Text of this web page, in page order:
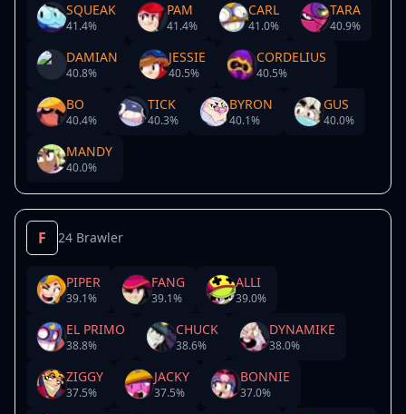
SQUEAK
41.4%
PAM
41.4%
CARL
41.0%
TARA
40.9%
DAMIAN
40.8%
JESSIE
40.5%
CORDELIUS
40.5%
BO
40.4%
TICK
40.3%
BYRON
40.1%
GUS
40.0%
MANDY
40.0%
F 24 Brawler
PIPER
39.1%
FANG
39.1%
ALLI
39.0%
EL PRIMO
38.8%
CHUCK
38.6%
DYNAMIKE
38.0%
ZIGGY
37.5%
JACKY
37.5%
BONNIE
37.0%